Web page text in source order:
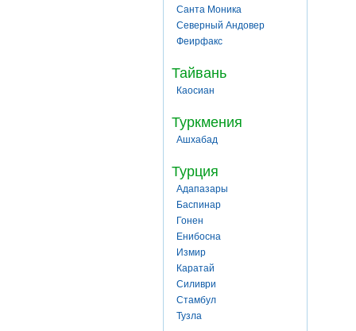
Санта Моника
Северный Андовер
Феирфакс
Тайвань
Каосиан
Туркмения
Ашхабад
Турция
Адапазары
Баспинар
Гонен
Енибосна
Измир
Каратай
Силиври
Стамбул
Тузла